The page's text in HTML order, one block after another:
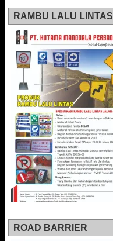
RAMBU LALU LINTAS
ROAD BARRIER